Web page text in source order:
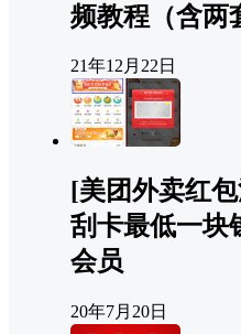
频教程（含两
21年12月22日
[美团外卖红
刮卡最低一块
会员
20年7月20日